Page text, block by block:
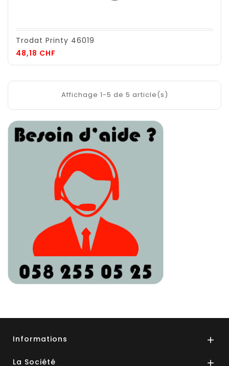
Trodat Printy 46019
48,18 CHF
Affichage 1-5 de 5 article(s)
Informations 
La Société 